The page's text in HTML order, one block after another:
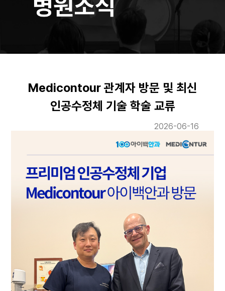
Medicontour 관계자 방문 및 최신
인공수정체 기술 학술 교류
2026-06-16